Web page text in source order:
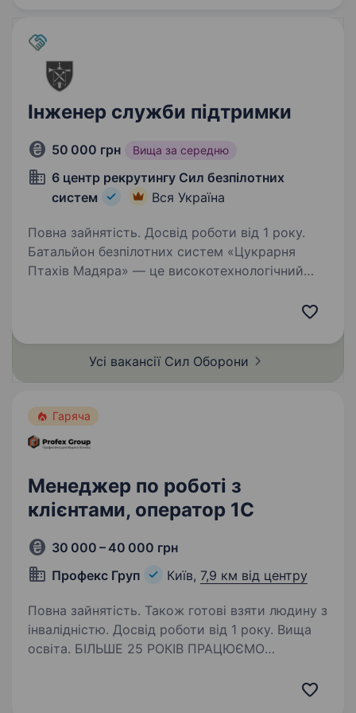
Інженер служби підтримки
50 000 грн Вища за середню
6 центр рекрутингу Сил безпілотних
систем
Вся Україна
Повна зайнятість. Досвід роботи від 1 року.
Батальйон безпілотних систем «Цукрарня
Птахів Мадяра» — це високотехнологічний
СБС ефективними…
Усі вакансії Сил Оборони
Гаряча
Менеджер по роботі з
клієнтами, оператор 1С
30 000 – 40 000 грн
Профекс Груп
Київ, 7,9 км від центру
Повна зайнятість. Також готові взяти людину з
інвалідністю. Досвід роботи від 1 року. Вища
освіта. БІЛЬШЕ 25 РОКІВ ПРАЦЮЄМО